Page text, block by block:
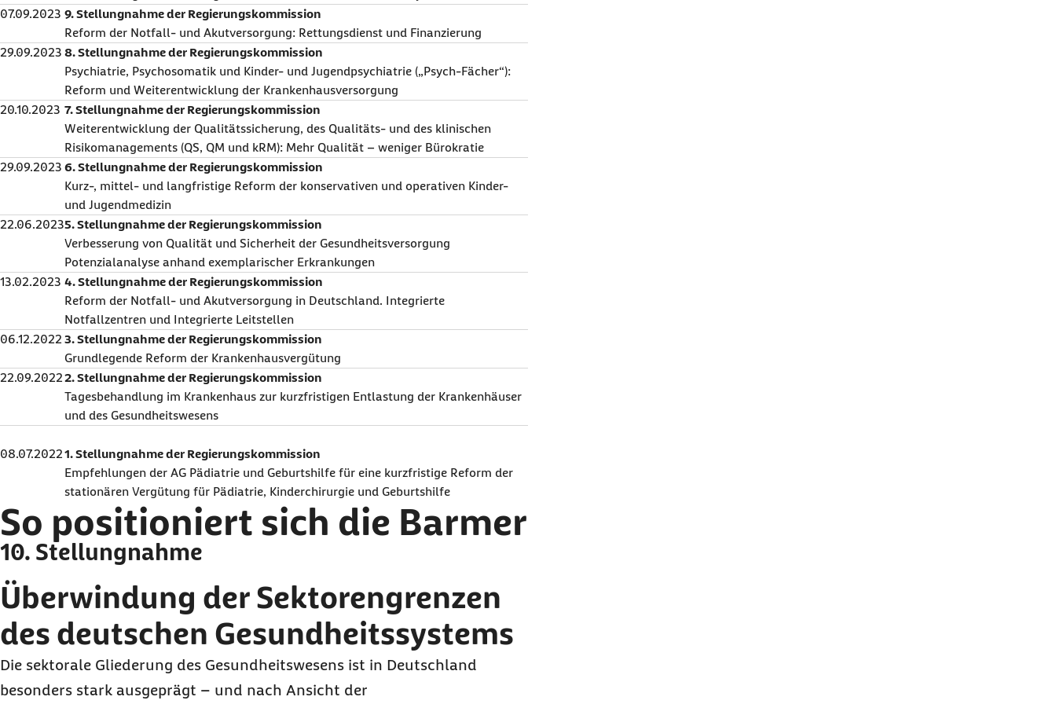
07.09.2023 9. Stellungnahme der Regierungskommission
Reform der Notfall- und Akutversorgung: Rettungsdienst und Finanzierung
29.09.2023 8. Stellungnahme der Regierungskommission
Psychiatrie, Psychosomatik und Kinder- und Jugendpsychiatrie („Psych-Fächer“):
Reform und Weiterentwicklung der Krankenhausversorgung
20.10.2023 7. Stellungnahme der Regierungskommission
Weiterentwicklung der Qualitätssicherung, des Qualitäts- und des klinischen
Risikomanagements (QS, QM und kRM): Mehr Qualität – weniger Bürokratie
29.09.2023 6. Stellungnahme der Regierungskommission
Kurz-, mittel- und langfristige Reform der konservativen und operativen Kinder-
und Jugendmedizin
22.06.20235. Stellungnahme der Regierungskommission
Verbesserung von Qualität und Sicherheit der Gesundheitsversorgung
Potenzialanalyse anhand exemplarischer Erkrankungen
13.02.2023 4. Stellungnahme der Regierungskommission
Reform der Notfall- und Akutversorgung in Deutschland. Integrierte
Notfallzentren und Integrierte Leitstellen
06.12.2022 3. Stellungnahme der Regierungskommission
Grundlegende Reform der Krankenhausvergütung
22.09.20222. Stellungnahme der Regierungskommission
Tagesbehandlung im Krankenhaus zur kurzfristigen Entlastung der Krankenhäuser
und des Gesundheitswesens
08.07.20221. Stellungnahme der Regierungskommission
Empfehlungen der AG Pädiatrie und Geburtshilfe für eine kurzfristige Reform der
stationären Vergütung für Pädiatrie, Kinderchirurgie und Geburtshilfe
So positioniert sich die Barmer
10. Stellungnahme
Überwindung der Sektorengrenzen
des deutschen Gesundheitssystems
Die sektorale Gliederung des Gesundheitswesens ist in Deutschland
besonders stark ausgeprägt – und nach Ansicht der